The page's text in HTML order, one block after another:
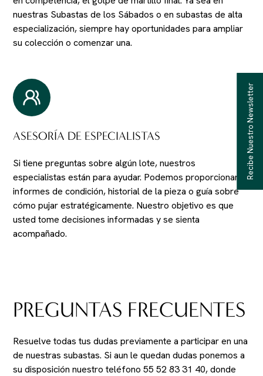
nuestras Subastas de los Sábados o en subastas de alta
especialización, siempre hay oportunidades para ampliar
su colección o comenzar una.
ASESORÍA DE ESPECIALISTAS
Si tiene preguntas sobre algún lote, nuestros
especialistas están para ayudar. Podemos proporcionarle
informes de condición, historial de la pieza o guía sobre
cómo pujar estratégicamente. Nuestro objetivo es que
usted tome decisiones informadas y se sienta
acompañado.
PREGUNTAS FRECUENTES
Resuelve todas tus dudas previamente a participar en una
de nuestras subastas. Si aun le quedan dudas ponemos a
su disposición nuestro teléfono 55 52 83 31 40, donde
Recibe Nuestro Newsletter